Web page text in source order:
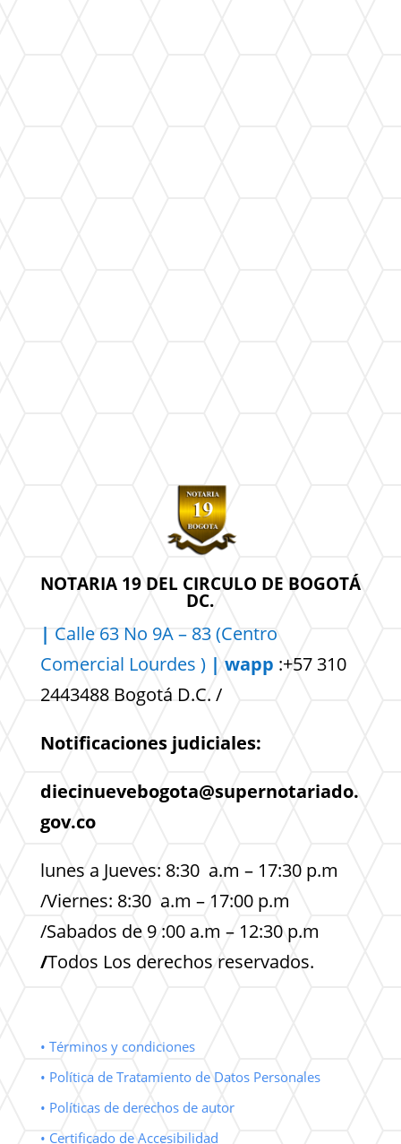
NOTARIA 19 DEL CIRCULO DE BOGOTÁ
DC.
| Calle 63 No 9A – 83 (Centro
Comercial Lourdes ) | wapp :+57 310
2443488 Bogotá D.C. /
Notificaciones judiciales:
diecinuevebogota@supernotariado.
gov.co
lunes a Jueves: 8:30 a.m – 17:30 p.m
/Viernes: 8:30 a.m – 17:00 p.m
/Sabados de 9 :00 a.m – 12:30 p.m
/Todos Los derechos reservados.
• Términos y condiciones
• Política de Tratamiento de Datos Personales
• Políticas de derechos de autor
• Certificado de Accesibilidad